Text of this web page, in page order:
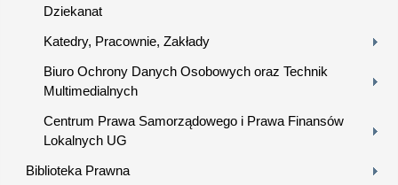
Dziekanat
Katedry, Pracownie, Zakłady
Biuro Ochrony Danych Osobowych oraz Technik
Multimedialnych
Centrum Prawa Samorządowego i Prawa Finansów
Lokalnych UG
Biblioteka Prawna